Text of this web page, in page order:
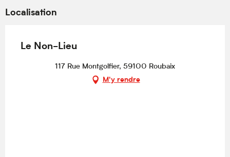
Localisation
Le Non-Lieu
117 Rue Montgolfier, 59100 Roubaix
M'y rendre